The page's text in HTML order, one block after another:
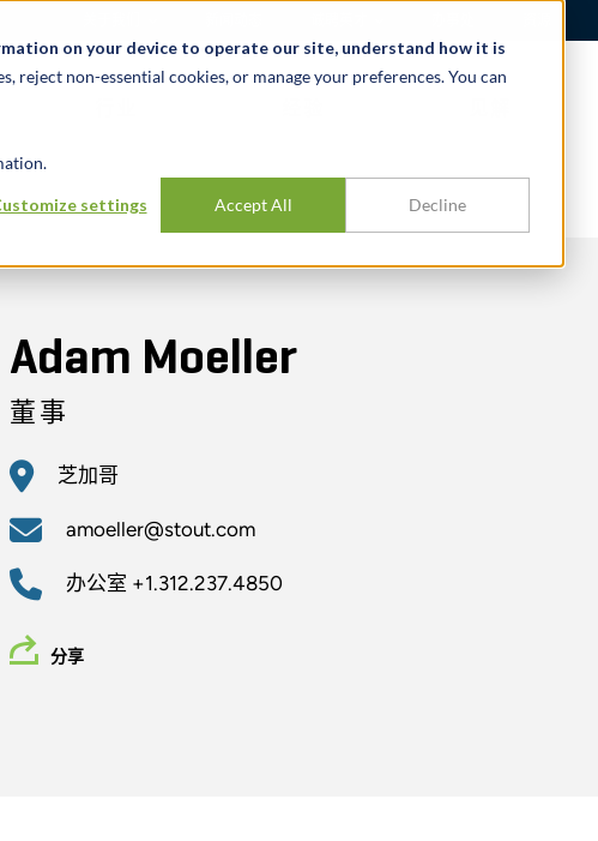
on your device to operate our site, understand how it is
reject non-essential cookies, or manage your preferences. You can
settings Accept All Decline
Adam Moeller
董事
芝加哥
amoeller@stout.com
办公室 +1.312.237.4850
分享